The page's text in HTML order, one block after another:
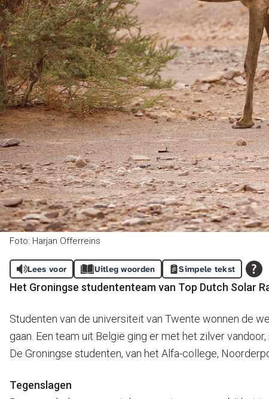
Foto: Harjan Offerreins
Lees voor Uitleg woorden Simpele tekst
Het Groningse studententeam van Top Dutch Solar
Studenten van de universiteit van Twente wonnen de
gaan. Een team uit België ging er met het zilver
De Groningse studenten, van het Alfa-college,
Tegenslagen